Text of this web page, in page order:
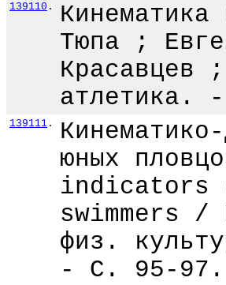
139110 .
Тюпа ;
Красавцев
139111 .
юных
indicators
swimmers
физ.
- С. 95-97.